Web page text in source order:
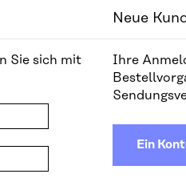
Sie sich mit
Neue
Ihre
Ein